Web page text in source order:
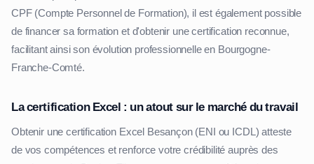
CPF (Compte Personnel de Formation), il est également possible
de financer sa formation et d'obtenir une certification reconnue,
facilitant ainsi son évolution professionnelle en Bourgogne-
Franche-Comté.
La certification Excel : un atout sur le marché du travail
Obtenir une certification Excel Besançon (ENI ou ICDL) atteste
de vos compétences et renforce votre crédibilité auprès des